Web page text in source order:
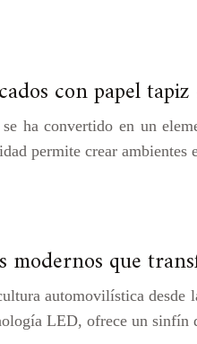
con papel
ha convertido en un
permite crear
modernos que
automovilística desde
LED, ofrece un sinfín